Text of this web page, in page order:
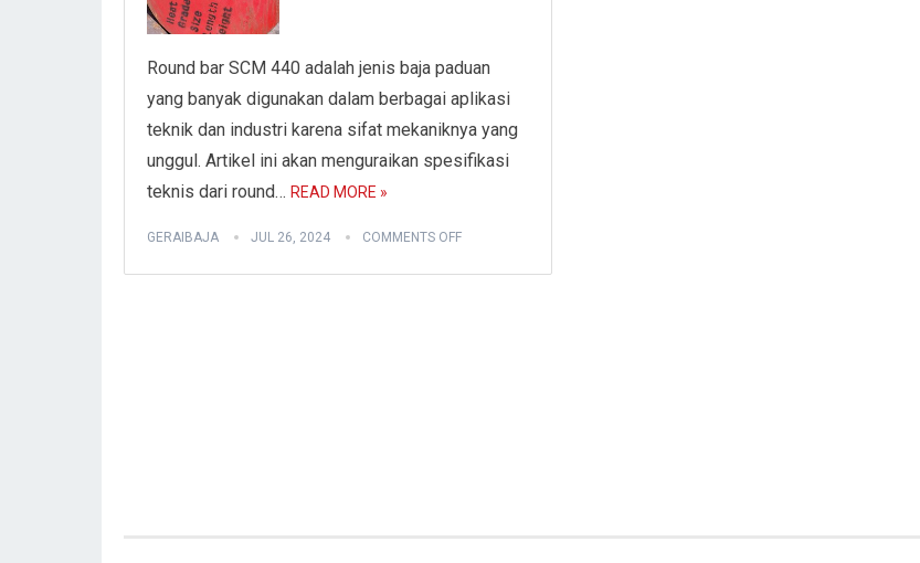
Round bar SCM 440 adalah jenis baja paduan
yang banyak digunakan dalam berbagai aplikasi
teknik dan industri karena sifat mekaniknya yang
unggul. Artikel ini akan menguraikan spesifikasi
teknis dari round… READ MORE »
GERAIBAJA JUL 26, 2024 COMMENTS OFF